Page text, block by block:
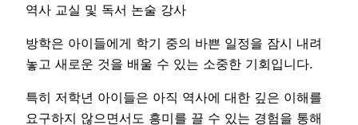
역사 교실 및 독서 논술 강사
방학은 아이들에게 학기 중의 바쁜 일정을 잠시 내려
놓고 새로운 것을 배울 수 있는 소중한 기회입니다.
특히 저학년 아이들은 아직 역사에 대한 깊은 이해를
요구하지 않으면서도 흥미를 끌 수 있는 경험을 통해